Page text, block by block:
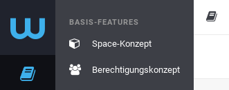
BASIS-FEATURES
Space-Konzept
Berechtigungskonzept